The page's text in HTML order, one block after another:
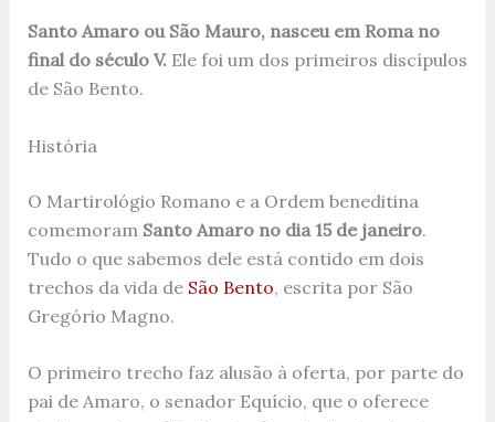
Santo Amaro ou São Mauro, nasceu em Roma no
final do século V.Ele foi um dos primeiros discípulos
de São Bento.
História
O Martirológio Romano e a Ordem beneditina
comemoram Santo Amaro no dia 15 de janeiro.
Tudo o que sabemos dele está contido em dois
trechos da vida de São Bento, escrita por São
Gregório Magno.
O primeiro trecho faz alusão à oferta, por parte do
pai de Amaro, o senador Equício, que o oferece